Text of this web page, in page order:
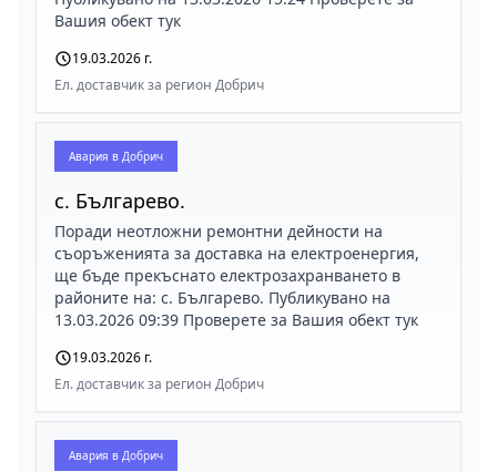
Вашия обект тук
19.03.2026 г.
Ел. доставчик за регион Добрич
Авария в Добрич
с. Българево.
Поради неотложни ремонтни дейности на
съоръженията за доставка на електроенергия,
ще бъде прекъснато електрозахранването в
районите на: с. Българево. Публикувано на
13.03.2026 09:39 Проверете за Вашия обект тук
19.03.2026 г.
Ел. доставчик за регион Добрич
Авария в Добрич